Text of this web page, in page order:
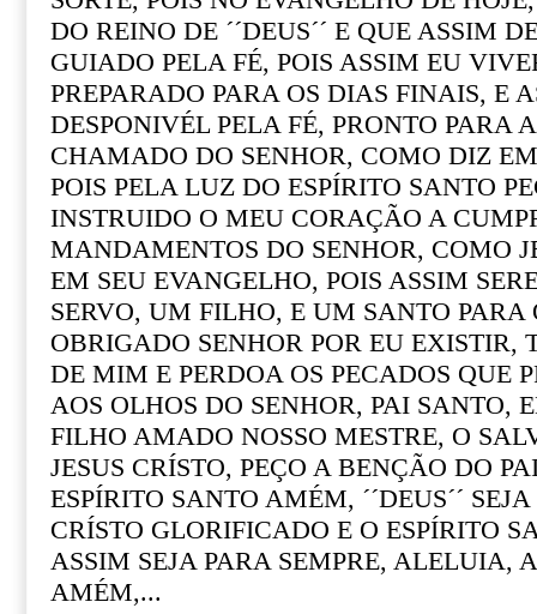
DO REINO DE ´´DEUS´´ E QUE ASSIM
GUIADO PELA FÉ, POIS ASSIM EU
PREPARADO PARA OS DIAS FINAIS, E
DESPONIVÉL PELA FÉ, PRONTO PARA
CHAMADO DO SENHOR, COMO DIZ
POIS PELA LUZ DO ESPÍRITO SANTO
INSTRUIDO O MEU CORAÇÃO A
MANDAMENTOS DO SENHOR, COMO
EM SEU EVANGELHO, POIS ASSIM
SERVO, UM FILHO, E UM SANTO PARA
OBRIGADO SENHOR POR EU EXISTIR,
DE MIM E PERDOA OS PECADOS QUE
AOS OLHOS DO SENHOR, PAI SANTO,
FILHO AMADO NOSSO MESTRE, O
JESUS CRÍSTO, PEÇO A BENÇÃO DO
ESPÍRITO SANTO AMÉM, ´´DEUS´´
CRÍSTO GLORIFICADO E O ESPÍRITO
ASSIM SEJA PARA SEMPRE, ALELUIA,
AMÉM,...